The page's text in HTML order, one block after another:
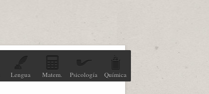
Lengua Matem. Psicología Química